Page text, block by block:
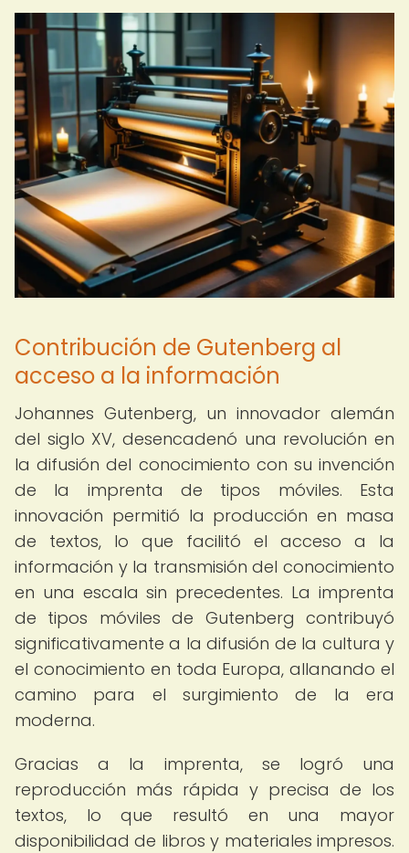
Contribución de Gutenberg al
acceso a la información
Johannes Gutenberg, un innovador alemán
del siglo XV, desencadenó una revolución en
la difusión del conocimiento con su invención
de la imprenta de tipos móviles. Esta
innovación permitió la producción en masa
de textos, lo que facilitó el acceso a la
información y la transmisión del conocimiento
en una escala sin precedentes. La imprenta
de tipos móviles de Gutenberg contribuyó
significativamente a la difusión de la cultura y
el conocimiento en toda Europa, allanando el
camino para el surgimiento de la era
moderna.
Gracias a la imprenta, se logró una
reproducción más rápida y precisa de los
textos, lo que resultó en una mayor
disponibilidad de libros y materiales impresos.